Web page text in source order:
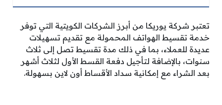
تعتبر شركة يوريكا من أبرز الشركات الكويتية التي توفر
خدمة تقسيط الهواتف المحمولة مع تقديم تسهيلات
عديدة للعملاء، بما في ذلك مدة تقسيط تصل إلى ثلاث
سنوات، بالإضافة لتأجيل دفعة القسط الأول لثلاث أشهر
بعد الشراء مع إمكانية سداد الأقساط أون لاين بسهولة.